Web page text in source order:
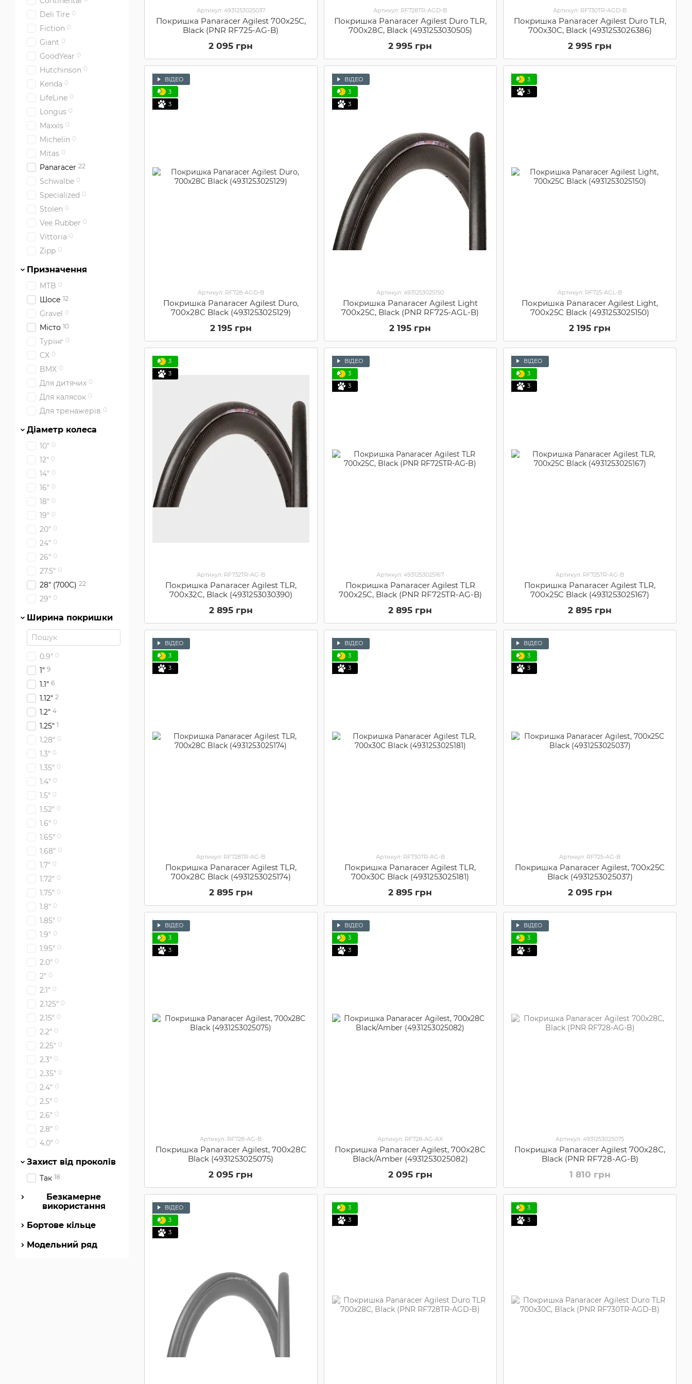
Артикул: 4931253025037
Покришка Panaracer Agilest 700x25C,
Black (PNR RF725-AG-B)
2 095 грн
Артикул: RF728TR-AGD-B
Покришка Panaracer Agilest Duro TLR,
700x28C, Black (4931253030505)
2 995 грн
Артикул: RF730TR-AGD-B
Покришка Panaracer Agilest Duro TLR,
700x30C, Black (4931253026386)
2 995 грн
ВІДЕО
3
3
Артикул: RF728-AGD-B
Покришка Panaracer Agilest Duro,
700x28C Black (4931253025129)
2 195 грн
ВІДЕО
3
3
Артикул: 4931253025150
Покришка Panaracer Agilest Light
700x25C, Black (PNR RF725-AGL-B)
2 195 грн
3
3
Артикул: RF725-AGL-B
Покришка Panaracer Agilest Light,
700x25C Black (4931253025150)
2 195 грн
3
3
Артикул: RF732TR-AG-B
Покришка Panaracer Agilest TLR,
700x32C, Black (4931253030390)
2 895 грн
ВІДЕО
3
3
Артикул: 4931253025167
Покришка Panaracer Agilest TLR
700x25C, Black (PNR RF725TR-AG-B)
2 895 грн
ВІДЕО
3
3
Артикул: RF725TR-AG-B
Покришка Panaracer Agilest TLR,
700x25C Black (4931253025167)
2 895 грн
ВІДЕО
3
3
Артикул: RF728TR-AG-B
Покришка Panaracer Agilest TLR,
700x28C Black (4931253025174)
2 895 грн
ВІДЕО
3
3
Артикул: RF730TR-AG-B
Покришка Panaracer Agilest TLR,
700x30C Black (4931253025181)
2 895 грн
ВІДЕО
3
3
Артикул: RF725-AG-B
Покришка Panaracer Agilest, 700x25C
Black (4931253025037)
2 095 грн
ВІДЕО
3
3
Артикул: RF728-AG-B
Покришка Panaracer Agilest, 700x28C
Black (4931253025075)
2 095 грн
ВІДЕО
3
3
Артикул: RF728-AG-AX
Покришка Panaracer Agilest, 700x28C
Black/Amber (4931253025082)
2 095 грн
ВІДЕО
3
3
Артикул: 4931253025075
Покришка Panaracer Agilest 700x28C,
Black (PNR RF728-AG-B)
1 810 грн
ВІДЕО
3
3
3
3
3
3
Deli Tire 0
Fiction 0
Giant 0
GoodYear 0
Hutchinson 0
Kenda 0
LifeLine 0
Longus 0
Maxxis 0
Michelin 0
Mitas 0
Panaracer 22
Schwalbe 0
Specialized 0
Stolen 0
Vee Rubber 0
Vittoria 0
Zipp 0
Призначення
MTB 0
Шосе 12
Gravel 0
Місто 10
Турінг 0
CX 0
BMX 0
Для дитячих 0
Для калясок 0
Для тренажерів 0
Діаметр колеса
10" 0
12" 0
14" 0
16" 0
18" 0
19" 0
20" 0
24" 0
26" 0
27.5" 0
28" (700C) 22
29" 0
Ширина покришки
0.9" 0
1" 9
1.1" 6
1.12" 2
1.2" 4
1.25" 1
1.28" 0
1.3" 0
1.35" 0
1.4" 0
1.5" 0
1.52" 0
1.6" 0
1.65" 0
1.68" 0
1.7" 0
1.72" 0
1.75" 0
1.8" 0
1.85" 0
1.9" 0
1.95" 0
2.0" 0
2" 0
2.1" 0
2.125" 0
2.15" 0
2.2" 0
2.25" 0
2.3" 0
2.35" 0
2.4" 0
2.5" 0
2.6" 0
2.8" 0
4.0" 0
Захист від проколів
Так 18
Безкамерне
використання
Бортове кільце
Модельний ряд